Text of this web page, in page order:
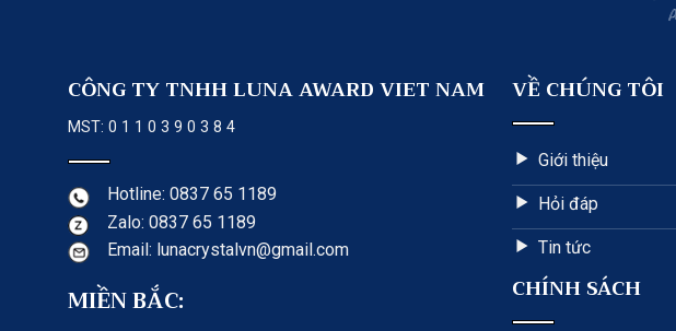
CÔNG TY TNHH LUNA AWARD VIET NAM
MST: 0 1 1 0 3 9 0 3 8 4
Hotline: 0837 65 1189
Zalo: 0837 65 1189
Email: lunacrystalvn@gmail.com
MIỀN BẮC:
VỀ CHÚNG TÔI
Giới thiệu
Hỏi đáp
Tin tức
CHÍNH SÁCH